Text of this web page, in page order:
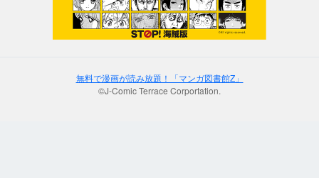
無料で漫画が読み放題！「マンガ図書館Z」
©J-Comic Terrace Corportation.